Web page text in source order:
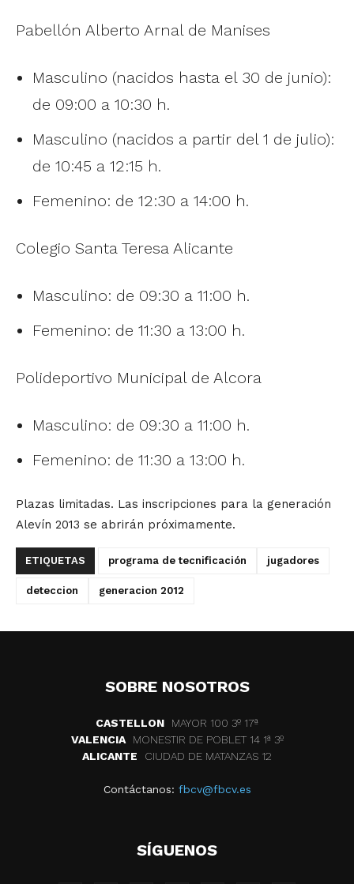
Pabellón Alberto Arnal de Manises
Masculino (nacidos hasta el 30 de junio):
de 09:00 a 10:30 h.
Masculino (nacidos a partir del 1 de julio):
de 10:45 a 12:15 h.
Femenino: de 12:30 a 14:00 h.
Colegio Santa Teresa Alicante
Masculino: de 09:30 a 11:00 h.
Femenino: de 11:30 a 13:00 h.
Polideportivo Municipal de Alcora
Masculino: de 09:30 a 11:00 h.
Femenino: de 11:30 a 13:00 h.
Plazas limitadas. Las inscripciones para la generación
Alevín 2013 se abrirán próximamente.
ETIQUETAS programa de tecnificación jugadores
deteccion generacion 2012
SOBRE NOSOTROS
CASTELLON
MAYOR 100 3º 17ª
VALENCIA
MONESTIR DE POBLET 14 1ª 3º
ALICANTE
CIUDAD DE MATANZAS 12
Contáctanos: fbcv@fbcv.es
SÍGUENOS